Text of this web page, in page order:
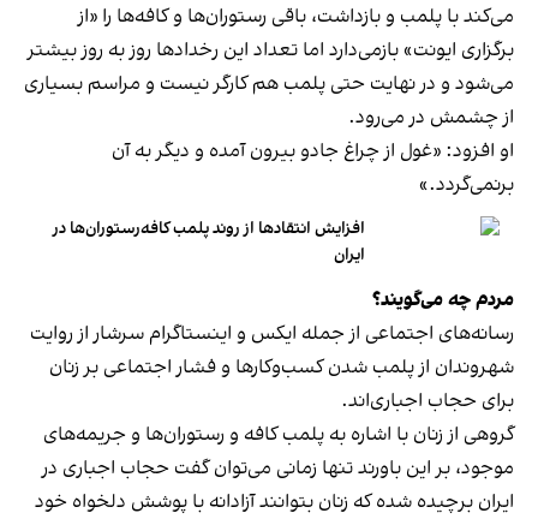
می‌کند با پلمب و بازداشت، باقی رستوران‌ها و کافه‌ها را «از
برگزاری ایونت» بازمی‌دارد اما تعداد این رخدادها روز به روز بیشتر
می‌شود و در نهایت حتی پلمب هم کارگر نیست و مراسم بسیاری
از چشمش در می‌رود.
او افزود: «غول از چراغ جادو بیرون آمده و دیگر به آن
برنمی‎‌گردد.»
افزایش انتقادها از روند پلمب کافه‌رستوران‌ها در
ایران
مردم چه می‌گویند؟
رسانه‎‌های اجتماعی از جمله ایکس و اینستاگرام سرشار از روایت
شهروندان از پلمب شدن کسب‌وکارها و فشار اجتماعی بر زنان
برای حجاب اجباری‌اند.
گروهی از زنان با اشاره به پلمب کافه و رستوران‌ها و جریمه‌های
موجود، بر این باورند تنها زمانی می‌توان گفت حجاب اجباری در
ایران برچیده شده که زنان بتوانند آزادانه با پوشش دلخواه خود